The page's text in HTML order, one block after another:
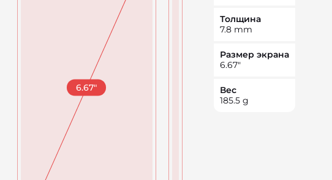
6.67"
Толщина
7.8 mm
Размер экрана
6.67"
Вес
185.5 g